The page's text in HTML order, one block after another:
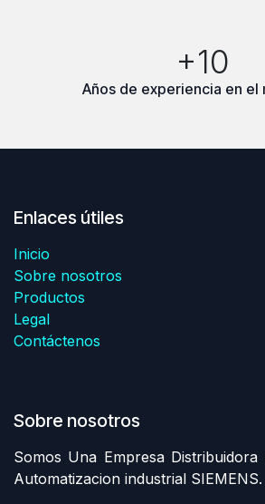
+10
Años de experiencia en el
Enlaces útiles
Inicio
Sobre nosotros
Productos
Legal
Contáctenos
Sobre nosotros
Somos Una Empresa
Automatizacion industrial SIEMENS.